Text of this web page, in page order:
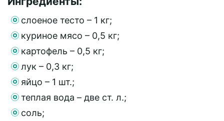
слоеное тесто – 1 кг;
куриное мясо – 0,5 кг;
картофель – 0,5 кг;
лук – 0,3 кг;
яйцо – 1 шт.;
теплая вода – две ст. л.;
соль;